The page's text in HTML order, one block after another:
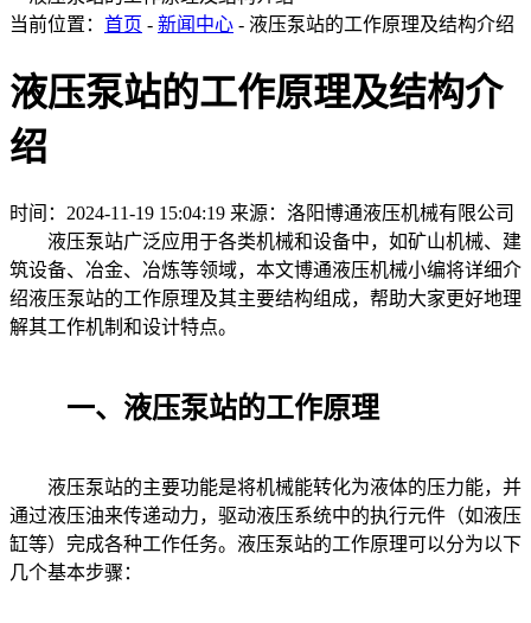
当前位置： 首页 - 新闻中心 - 液压泵站的工作原理及结构介绍
液压泵站的工作原理及结构介
绍
时间：2024-11-19 15:04:19 来源：洛阳博通液压机械有限公司
液压泵站广泛应用于各类机械和设备中，如矿山机械、建
筑设备、冶金、冶炼等领域，本文博通液压机械小编将详细介
绍液压泵站的工作原理及其主要结构组成，帮助大家更好地理
解其工作机制和设计特点。
一、液压泵站的工作原理
液压泵站的主要功能是将机械能转化为液体的压力能，并
通过液压油来传递动力，驱动液压系统中的执行元件（如液压
缸等）完成各种工作任务。液压泵站的工作原理可以分为以下
几个基本步骤：